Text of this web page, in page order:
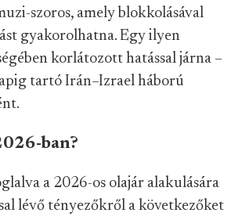
szoros, amely blokkolásával
gyakorolhatna. Egy ilyen
korlátozott hatással járna –
tartó Irán–Izrael háború
ban?
a 2026-os olajár alakulására
lévő tényezőkről a következőket